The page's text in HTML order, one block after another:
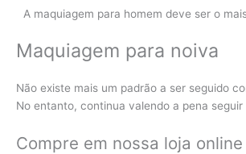
A maquiagem para homem deve ser o
Maquiagem para noiva
Não existe mais um padrão a ser seguido
No entanto, continua valendo a pena seguir
Compre em nossa loja online